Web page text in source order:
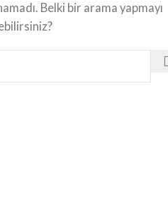
Belki bir arama yapmayı